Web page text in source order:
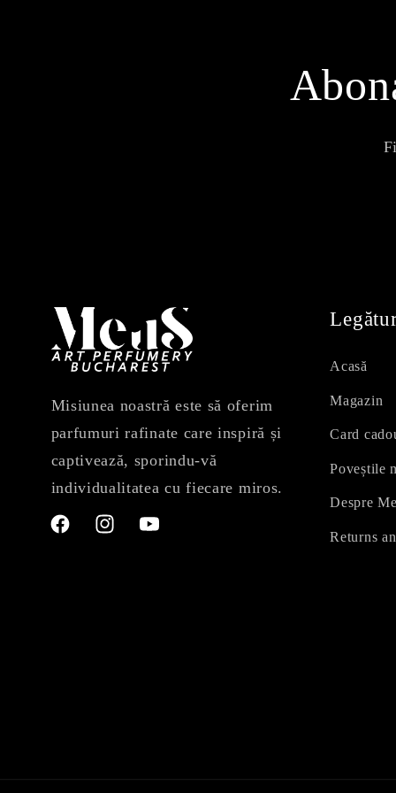
Misiunea noastră este să oferim
parfumuri rafinate care inspiră și
captivează, sporindu-vă
individualitatea cu fiecare miros.
FacebookInstagramYouTube
Acasă
Magazin
Card
Poveștile
Despre
Returns